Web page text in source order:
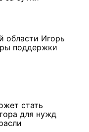
области Игорь
поддержки
стать
для нужд